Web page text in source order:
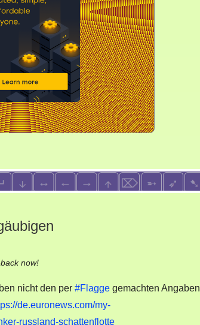
now!on
Mutiger
Einsatz
der
nicht den per #Flagge gemachten Angaben
de.euronews.com/my-
russland-schattenflotte